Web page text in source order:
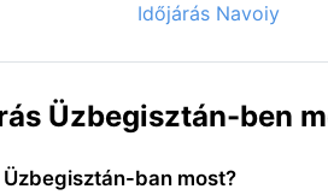
Időjárás Navoiy
Üzbegisztán-ben
ban most?